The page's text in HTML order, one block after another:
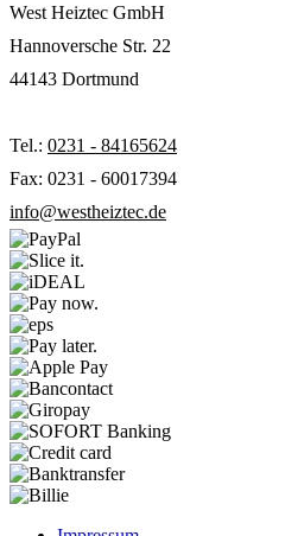
West Heiztec GmbH
Hannoversche Str. 22
44143 Dortmund
Tel.: 0231 - 84165624
Fax: 0231 - 60017394
info@westheiztec.de